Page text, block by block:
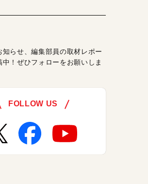
知らせ、編集部員の取材レポー
中！ぜひフォローをお願いしま
FOLLOW US